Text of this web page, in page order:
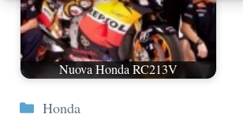
Nuova Honda RC213V
Categorie
Honda